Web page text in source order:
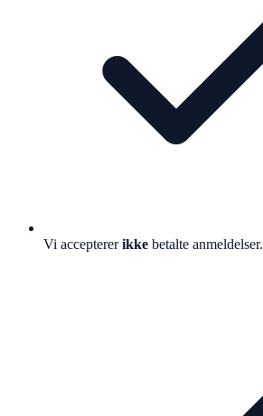
Vi acceptererikke betalte anmeldelser.